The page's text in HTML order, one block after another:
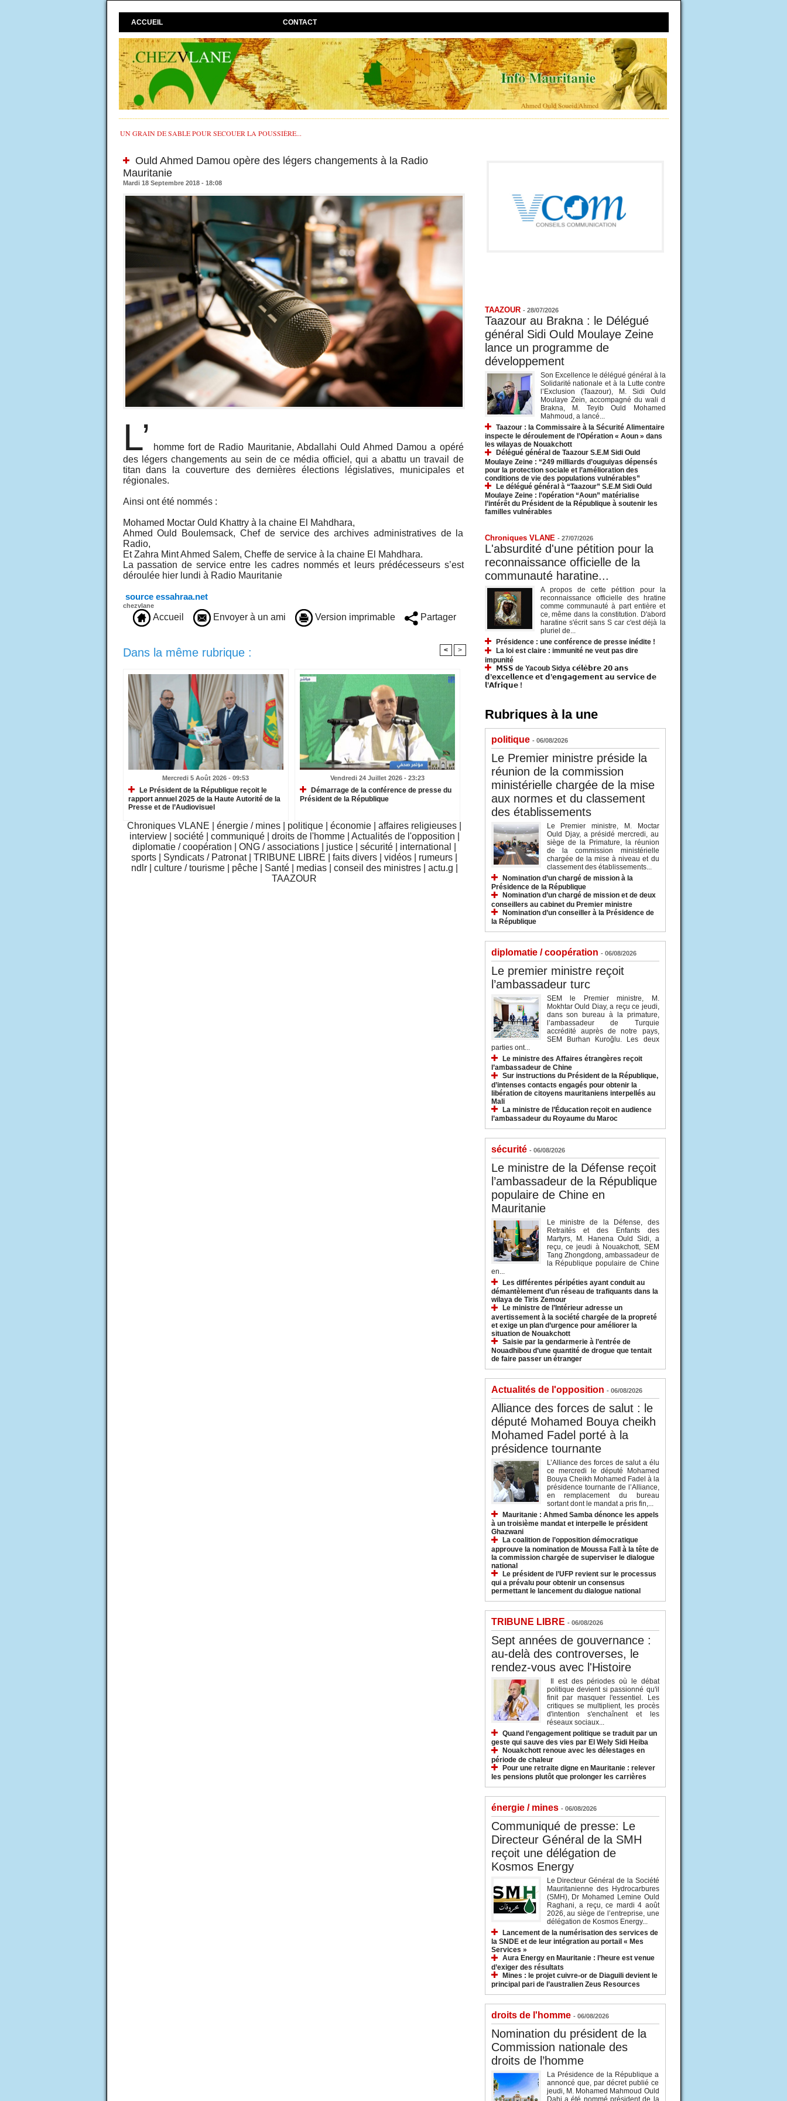
ACCUEIL CONTACT
UN GRAIN DE SABLE POUR SECOUER LA POUSSIÈRE...
Ould Ahmed Damou opère des légers changements à la Radio
Mauritanie
Mardi 18 Septembre 2018 - 18:08
L’
homme fort de Radio Mauritanie, Abdallahi Ould Ahmed Damou a opéré
des légers changements au sein de ce média officiel, qui a abattu un travail de
titan dans la couverture des dernières élections législatives, municipales et
régionales.
Ainsi ont été nommés :
Mohamed Moctar Ould Khattry à la chaine El Mahdhara,
Ahmed Ould Boulemsack, Chef de service des archives administratives de la
Radio,
Et Zahra Mint Ahmed Salem, Cheffe de service à la chaine El Mahdhara.
La passation de service entre les cadres nommés et leurs prédécesseurs s’est
déroulée hier lundi à Radio Mauritanie
source essahraa.net
chezvlane
Accueil Envoyer à un ami Version imprimable Partager
Dans la même rubrique : < >
Mercredi 5 Août 2026 - 09:53
Le Président de la République reçoit le
rapport annuel 2025 de la Haute Autorité de la
Presse et de l’Audiovisuel
Vendredi 24 Juillet 2026 - 23:23
Démarrage de la conférence de presse du
Président de la République
Chroniques VLANE énergie / mines politique économie affaires religieuses
interview
société communiqué droits de l'homme Actualités de l'opposition
diplomatie / coopération
ONG / associations justice sécurité international
sports
Syndicats / Patronat TRIBUNE LIBRE faits divers vidéos rumeurs
ndlr
culture / tourisme pêche Santé medias conseil des ministres actu.g
TAAZOUR
TAAZOUR - 28/07/2026
Taazour au Brakna : le Délégué
général Sidi Ould Moulaye Zeine
lance un programme de
développement
Son Excellence le délégué général à la
Solidarité nationale et à la Lutte contre
l’Exclusion (Taazour), M. Sidi Ould
Moulaye Zein, accompagné du wali d
Brakna, M. Teyib Ould Mohamed
Mahmoud, a lancé...
Taazour : la Commissaire à la Sécurité Alimentaire
inspecte le déroulement de l’Opération « Aoun » dans
les wilayas de Nouakchott
Délégué général de Taazour S.E.M Sidi Ould
Moulaye Zeine : “249 milliards d’ouguiyas dépensés
pour la protection sociale et l’amélioration des
conditions de vie des populations vulnérables”
Le délégué général à “Taazour” S.E.M Sidi Ould
Moulaye Zeine : l’opération “Aoun” matérialise
l’intérêt du Président de la République à soutenir les
familles vulnérables
Chroniques VLANE - 27/07/2026
L'absurdité d'une pétition pour la
reconnaissance officielle de la
communauté haratine...
A propos de cette pétition pour la
reconnaissance officielle des hratine
comme communauté à part entière et
ce, même dans la constitution. D'abord
haratine s'écrit sans S car c'est déjà la
pluriel de...
Présidence : une conférence de presse inédite !
La loi est claire : immunité ne veut pas dire
impunité
𝗠𝗦𝗦 de Yacoub Sidya 𝗰𝗲́𝗹𝗲̀𝗯𝗿𝗲 𝟮𝟬 𝗮𝗻𝘀
𝗱’𝗲𝘅𝗰𝗲𝗹𝗹𝗲𝗻𝗰𝗲 𝗲𝘁 𝗱’𝗲𝗻𝗴𝗮𝗴𝗲𝗺𝗲𝗻𝘁 𝗮𝘂 𝘀𝗲𝗿𝘃𝗶𝗰𝗲 𝗱𝗲
𝗹’𝗔𝗳𝗿𝗶𝗾𝘂𝗲 !
Rubriques à la une
politique - 06/08/2026
Le Premier ministre préside la
réunion de la commission
ministérielle chargée de la mise
aux normes et du classement
des établissements
Le Premier ministre, M. Moctar
Ould Djay, a présidé mercredi, au
siège de la Primature, la réunion
de la commission ministérielle
chargée de la mise à niveau et du
classement des établissements...
Nomination d’un chargé de mission à la
Présidence de la République
Nomination d’un chargé de mission et de deux
conseillers au cabinet du Premier ministre
Nomination d’un conseiller à la Présidence de
la République
diplomatie / coopération - 06/08/2026
Le premier ministre reçoit
l’ambassadeur turc
SEM le Premier ministre, M.
Mokhtar Ould Diay, a reçu ce jeudi,
dans son bureau à la primature,
l’ambassadeur de Turquie
accrédité auprès de notre pays,
SEM Burhan Kuroğlu. Les deux
parties ont...
Le ministre des Affaires étrangères reçoit
l’ambassadeur de Chine
Sur instructions du Président de la République,
d’intenses contacts engagés pour obtenir la
libération de citoyens mauritaniens interpellés au
Mali
La ministre de l’Éducation reçoit en audience
l’ambassadeur du Royaume du Maroc
sécurité - 06/08/2026
Le ministre de la Défense reçoit
l’ambassadeur de la République
populaire de Chine en
Mauritanie
Le ministre de la Défense, des
Retraités et des Enfants des
Martyrs, M. Hanena Ould Sidi, a
reçu, ce jeudi à Nouakchott, SEM
Tang Zhongdong, ambassadeur de
la République populaire de Chine
en...
Les différentes péripéties ayant conduit au
démantèlement d’un réseau de trafiquants dans la
wilaya de Tiris Zemour
Le ministre de l’Intérieur adresse un
avertissement à la société chargée de la propreté
et exige un plan d’urgence pour améliorer la
situation de Nouakchott
Saisie par la gendarmerie à l’entrée de
Nouadhibou d’une quantité de drogue que tentait
de faire passer un étranger
Actualités de l'opposition - 06/08/2026
Alliance des forces de salut : le
député Mohamed Bouya cheikh
Mohamed Fadel porté à la
présidence tournante
L’Alliance des forces de salut a élu
ce mercredi le député Mohamed
Bouya Cheikh Mohamed Fadel à la
présidence tournante de l’Alliance,
en remplacement du bureau
sortant dont le mandat a pris fin,...
Mauritanie : Ahmed Samba dénonce les appels
à un troisième mandat et interpelle le président
Ghazwani
La coalition de l’opposition démocratique
approuve la nomination de Moussa Fall à la tête de
la commission chargée de superviser le dialogue
national
Le président de l’UFP revient sur le processus
qui a prévalu pour obtenir un consensus
permettant le lancement du dialogue national
TRIBUNE LIBRE - 06/08/2026
Sept années de gouvernance :
au-delà des controverses, le
rendez-vous avec l'Histoire
Il est des périodes où le débat
politique devient si passionné qu'il
finit par masquer l'essentiel. Les
critiques se multiplient, les procès
d'intention s'enchaînent et les
réseaux sociaux...
Quand l’engagement politique se traduit par un
geste qui sauve des vies par El Wely Sidi Heiba
Nouakchott renoue avec les délestages en
période de chaleur
Pour une retraite digne en Mauritanie : relever
les pensions plutôt que prolonger les carrières
énergie / mines - 06/08/2026
Communiqué de presse: Le
Directeur Général de la SMH
reçoit une délégation de
Kosmos Energy
Le Directeur Général de la Société
Mauritanienne des Hydrocarbures
(SMH), Dr Mohamed Lemine Ould
Raghani, a reçu, ce mardi 4 août
2026, au siège de l’entreprise, une
délégation de Kosmos Energy...
Lancement de la numérisation des services de
la SNDE et de leur intégration au portail « Mes
Services »
Aura Energy en Mauritanie : l’heure est venue
d’exiger des résultats
Mines : le projet cuivre-or de Diaguili devient le
principal pari de l’australien Zeus Resources
droits de l'homme - 06/08/2026
Nomination du président de la
Commission nationale des
droits de l’homme
La Présidence de la République a
annoncé que, par décret publié ce
jeudi, M. Mohamed Mahmoud Ould
Dahi a été nommé président de la